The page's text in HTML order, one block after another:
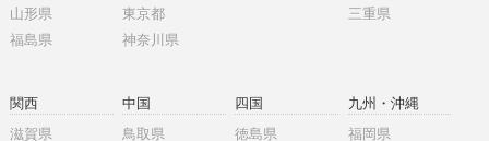
山形県
福島県
東京都
神奈川県
三重県
関西
滋賀県
中国
鳥取県
四国
徳島県
九州・沖縄
福岡県